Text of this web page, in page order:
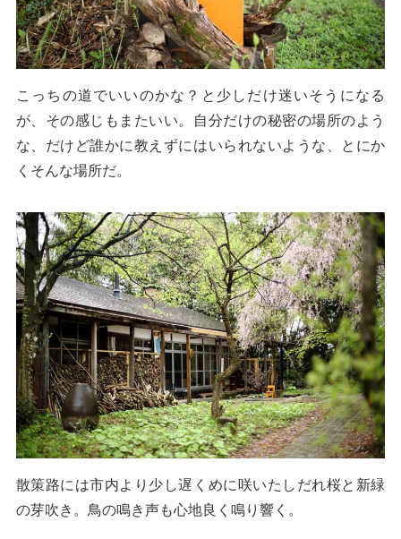
こっちの道でいいのかな？と少しだけ迷いそうになる
が、その感じもまたいい。自分だけの秘密の場所のよう
な、だけど誰かに教えずにはいられないような、とにか
くそんな場所だ。
散策路には市内より少し遅くめに咲いたしだれ桜と新緑
の芽吹き。鳥の鳴き声も心地良く鳴り響く。